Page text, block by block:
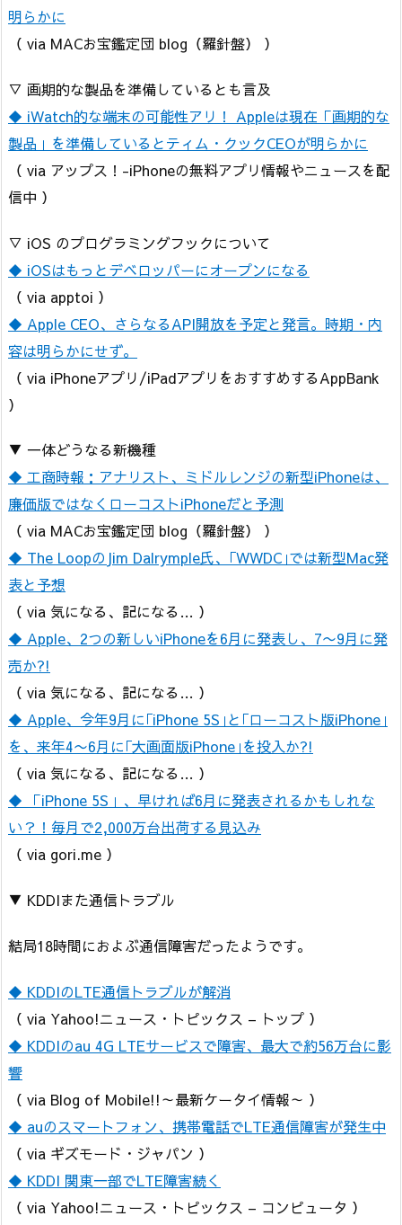
明らかに
（ via MACお宝鑑定団 blog（羅針盤） ）
▽ 画期的な製品を準備しているとも言及
◆ iWatch的な端末の可能性アリ！ Appleは現在「画期的な
製品」を準備しているとティム・クックCEOが明らかに
（ via アップス！-iPhoneの無料アプリ情報やニュースを配
信中 ）
▽ iOS のプログラミングフックについて
◆ iOSはもっとデベロッパーにオープンになる
（ via apptoi ）
◆ Apple CEO、さらなるAPI開放を予定と発言。時期・内
容は明らかにせず。
（ via iPhoneアプリ/iPadアプリをおすすめするAppBank
）
▼ 一体どうなる新機種
◆ 工商時報：アナリスト、ミドルレンジの新型iPhoneは、
廉価版ではなくローコストiPhoneだと予測
（ via MACお宝鑑定団 blog（羅針盤） ）
◆ The LoopのJim Dalrymple氏、｢WWDC｣では新型Mac発
表と予想
（ via 気になる、記になる… ）
◆ Apple、2つの新しいiPhoneを6月に発表し、7〜9月に発
売か?!
（ via 気になる、記になる… ）
◆ Apple、今年9月に｢iPhone 5S｣と｢ローコスト版iPhone｣
を、来年4〜6月に｢大画面版iPhone｣を投入か?!
（ via 気になる、記になる… ）
◆ 「iPhone 5S」、早ければ6月に発表されるかもしれな
い？！毎月で2,000万台出荷する見込み
（ via gori.me ）
▼ KDDIまた通信トラブル
結局18時間におよぶ通信障害だったようです。
◆ KDDIのLTE通信トラブルが解消
（ via Yahoo!ニュース・トピックス – トップ ）
◆ KDDIのau 4G LTEサービスで障害、最大で約56万台に影
響
（ via Blog of Mobile!!～最新ケータイ情報～ ）
◆ auのスマートフォン、携帯電話でLTE通信障害が発生中
（ via ギズモード・ジャパン ）
◆ KDDI 関東一部でLTE障害続く
（ via Yahoo!ニュース・トピックス – コンピュータ ）